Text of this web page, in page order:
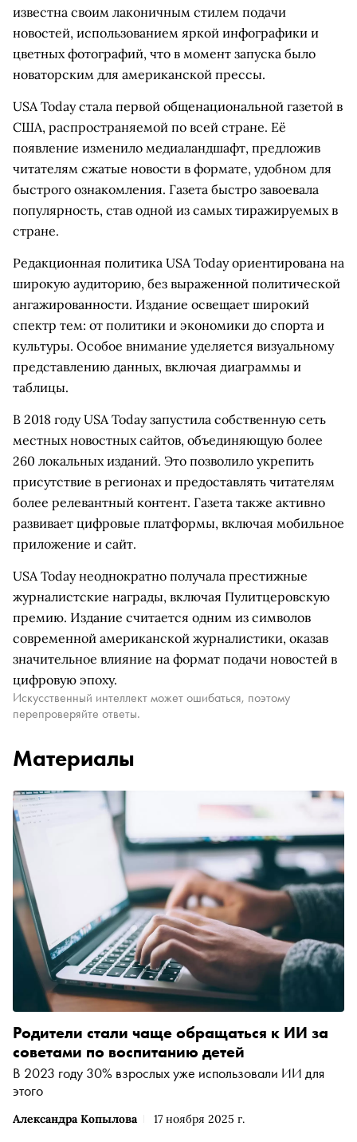
известна своим лаконичным стилем подачи
новостей, использованием яркой инфографики и
цветных фотографий, что в момент запуска было
новаторским для американской прессы.
USA Today стала первой общенациональной газетой в
США, распространяемой по всей стране. Её
появление изменило медиаландшафт, предложив
читателям сжатые новости в формате, удобном для
быстрого ознакомления. Газета быстро завоевала
популярность, став одной из самых тиражируемых в
стране.
Редакционная политика USA Today ориентирована на
широкую аудиторию, без выраженной политической
ангажированности. Издание освещает широкий
спектр тем: от политики и экономики до спорта и
культуры. Особое внимание уделяется визуальному
представлению данных, включая диаграммы и
таблицы.
В 2018 году USA Today запустила собственную сеть
местных новостных сайтов, объединяющую более
260 локальных изданий. Это позволило укрепить
присутствие в регионах и предоставлять читателям
более релевантный контент. Газета также активно
развивает цифровые платформы, включая мобильное
приложение и сайт.
USA Today неоднократно получала престижные
журналистские награды, включая Пулитцеровскую
премию. Издание считается одним из символов
современной американской журналистики, оказав
значительное влияние на формат подачи новостей в
цифровую эпоху.
Искусственный интеллект может ошибаться, поэтому
перепроверяйте ответы.
Материалы
Александра Копылова 17 ноября 2025 г.
Родители стали чаще обращаться к ИИ за
советами по воспитанию детей
В 2023 году 30% взрослых уже использовали ИИ для
этого